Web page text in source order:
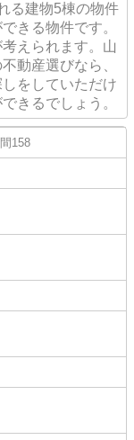
る建物5棟の物件
きる物件です。
えられます。山
動産選びなら、
をしていただけ
きるでしょう。
158